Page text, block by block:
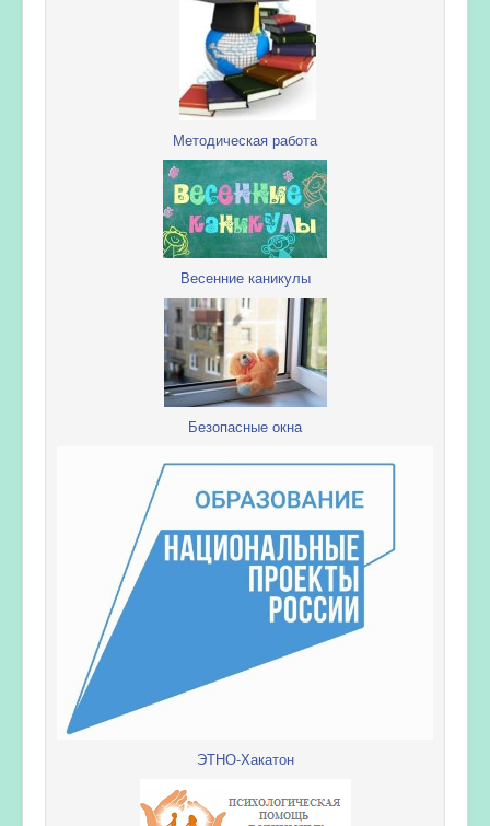
Методическая работа
Весенние каникулы
Безопасные окна
ЭТНО-Хакатон